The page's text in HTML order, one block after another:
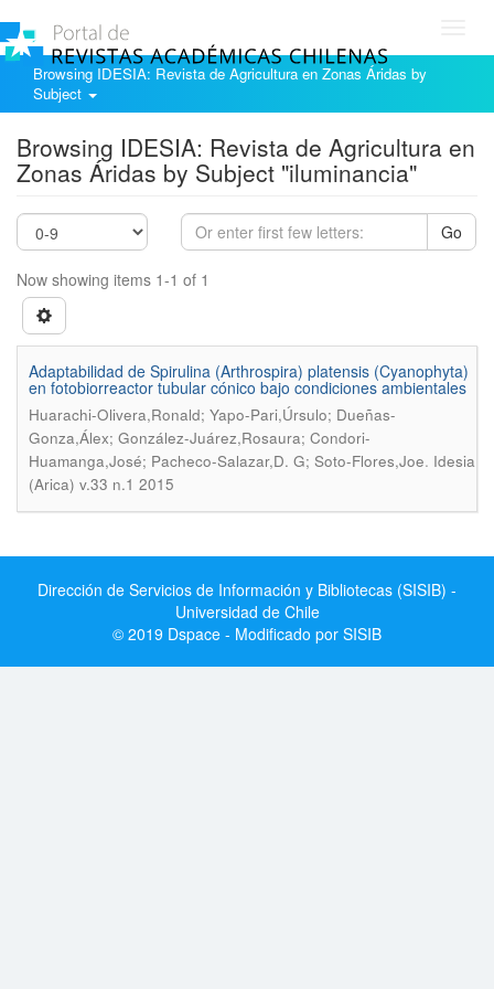
Browsing IDESIA: Revista de Agricultura en Zonas Áridas by
Subject
Browsing IDESIA: Revista de Agricultura en
Zonas Áridas by Subject "iluminancia"
Go
Now showing items 1-1 of 1
Adaptabilidad de Spirulina (Arthrospira) platensis (Cyanophyta)
en fotobiorreactor tubular cónico bajo condiciones ambientales
Huarachi-Olivera,Ronald; Yapo-Pari,Úrsulo; Dueñas-
Gonza,Álex; González-Juárez,Rosaura; Condori-
Huamanga,José; Pacheco-Salazar,D. G; Soto-Flores,Joe. Idesia
(Arica) v.33 n.1 2015
Dirección de Servicios de Información y Bibliotecas (SISIB) -
Universidad de Chile
© 2019 Dspace - Modificado por SISIB